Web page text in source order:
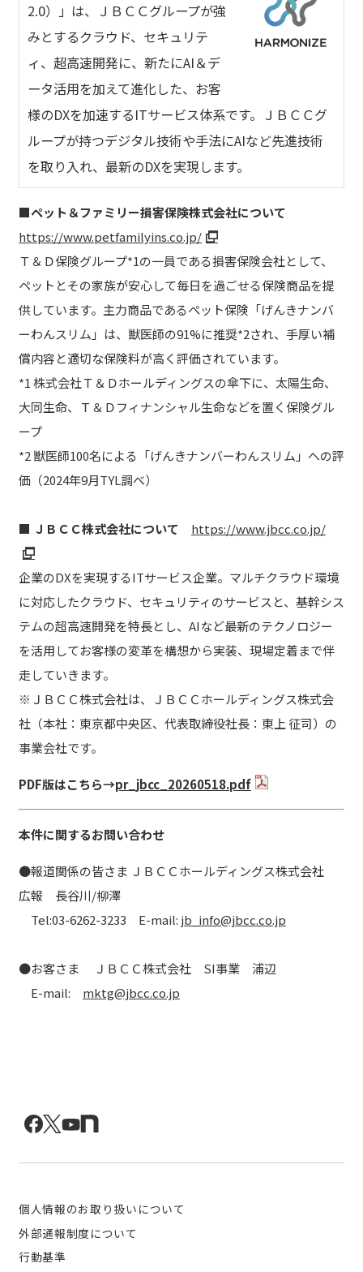
2.0）」は、ＪＢＣＣグループが強
みとするクラウド、セキュリテ
ィ、超高速開発に、新たにAI＆デ
ータ活用を加えて進化した、お客
様のDXを加速するITサービス体系です。ＪＢＣＣグ
ループが持つデジタル技術や手法にAIなど先進技術
を取り入れ、最新のDXを実現します。
■ペット＆ファミリー損害保険株式会社について
https://www.petfamilyins.co.jp/
Ｔ＆Ｄ保険グループ*1の一員である損害保険会社として、
ペットとその家族が安心して毎日を過ごせる保険商品を提
供しています。主力商品であるペット保険「げんきナンバ
ーわんスリム」は、獣医師の91%に推奨*2され、手厚い補
償内容と適切な保険料が高く評価されています。
*1 株式会社Ｔ＆Ｄホールディングスの傘下に、太陽生命、
大同生命、Ｔ＆Ｄフィナンシャル生命などを置く保険グル
ープ
*2 獣医師100名による「げんきナンバーわんスリム」への評
価（2024年9月TYL調べ）
■ ＪＢＣＣ株式会社について https://www.jbcc.co.jp/
企業のDXを実現するITサービス企業。マルチクラウド環境
に対応したクラウド、セキュリティのサービスと、基幹シス
テムの超高速開発を特長とし、AIなど最新のテクノロジー
を活用してお客様の変革を構想から実装、現場定着まで伴
走していきます。
※ＪＢＣＣ株式会社は、ＪＢＣＣホールディングス株式会
社（本社：東京都中央区、代表取締役社長：東上 征司）の
事業会社です。
PDF版はこちら→pr_jbcc_20260518.pdf
本件に関するお問い合わせ
●報道関係の皆さま ＪＢＣＣホールディングス株式会社
広報 長谷川/柳澤
Tel:03-6262-3233 E-mail: jb_info@jbcc.co.jp
●お客さま ＪＢＣＣ株式会社 SI事業 浦辺
E-mail: mktg@jbcc.co.jp
個人情報のお取り扱いについて
外部通報制度について
行動基準